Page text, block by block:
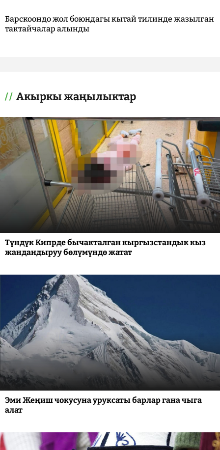
Барскоондо жол боюндагы кытай тилинде жазылган
тактайчалар алынды
Акыркы жаңылыктар
Түндүк Кипрде бычакталган кыргызстандык кыз
жандандыруу бөлүмүндө жатат
Эми Жеңиш чокусуна уруксаты барлар гана чыга
алат